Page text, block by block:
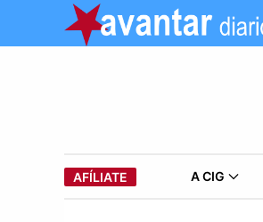
AFÍLIATE A CIG